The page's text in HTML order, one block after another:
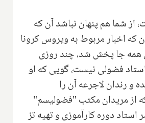
از شما هم پنهان نباشد آن که
که اخبار مربوط به ویروس کرونا
همه جا پخش شد، چند روزی
فضولی نیست، گویی که او
و رندان لاجرعه آن را
از مریدان مکتب "فضولیسم"
دوره کارآموزی و تهیه تز